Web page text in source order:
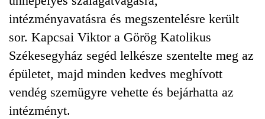
intézményavatásra és megszentelésre került
sor. Kapcsai Viktor a Görög Katolikus
Székesegyház segéd lelkésze szentelte meg az
épületet, majd minden kedves meghívott
vendég szemügyre vehette és bejárhatta az
intézményt.